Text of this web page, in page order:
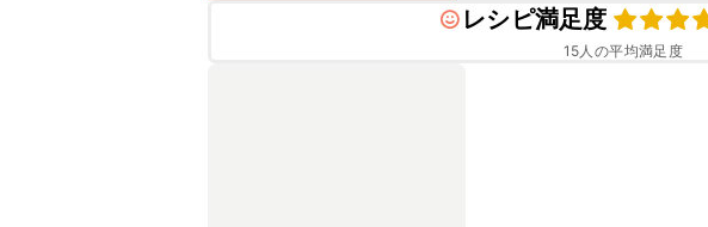
レシピ満足度
15人の平均満足度